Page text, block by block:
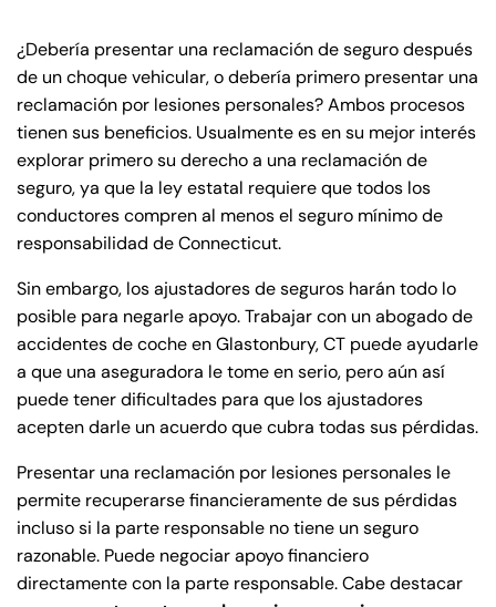
¿Debería presentar una reclamación de seguro después
de un choque vehicular, o debería primero presentar una
reclamación por lesiones personales? Ambos procesos
tienen sus beneficios. Usualmente es en su mejor interés
explorar primero su derecho a una reclamación de
seguro, ya que la ley estatal requiere que todos los
conductores compren al menos el seguro mínimo de
responsabilidad de Connecticut.
Sin embargo, los ajustadores de seguros harán todo lo
posible para negarle apoyo. Trabajar con un abogado de
accidentes de coche en Glastonbury, CT puede ayudarle
a que una aseguradora le tome en serio, pero aún así
puede tener dificultades para que los ajustadores
acepten darle un acuerdo que cubra todas sus pérdidas.
Presentar una reclamación por lesiones personales le
permite recuperarse financieramente de sus pérdidas
incluso si la parte responsable no tiene un seguro
razonable. Puede negociar apoyo financiero
directamente con la parte responsable. Cabe destacar